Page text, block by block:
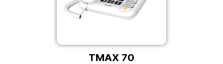
TMAX 70